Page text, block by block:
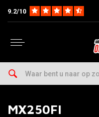
9.2/10
MX250FI